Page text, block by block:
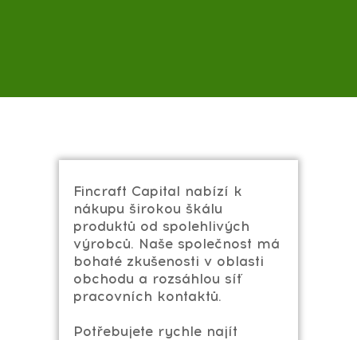
Fincraft Capital nabízí k
nákupu širokou škálu
produktů od spolehlivých
výrobců. Naše společnost má
bohaté zkušenosti v oblasti
obchodu a rozsáhlou síť
pracovních kontaktů.
Potřebujete rychle najít